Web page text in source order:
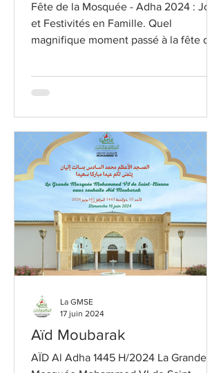
Fête de la Mosquée - Adha 2024 : Joie
et Festivités en Famille. Quel
magnifique moment passé à la fête de
Aïd Moubarak
AÏD Al Adha 1445 H/2024 La Grande
La GMSE
17 juin 2024